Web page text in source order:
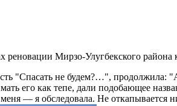
Мирзо-Улугбекского
Спасать не будем?… , продолжила:
его как тепе, дали подобающее
— я обследовала. Не откапывается